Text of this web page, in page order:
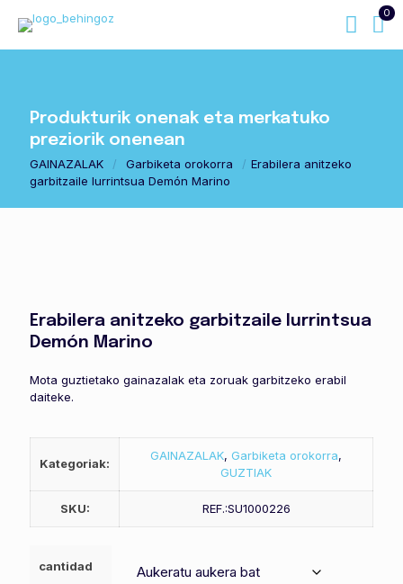
0
Produkturik onenak eta merkatuko
preziorik onenean
GAINAZALAK / Garbiketa orokorra / Erabilera anitzeko
garbitzaile lurrintsua Demón Marino
Erabilera anitzeko garbitzaile lurrintsua
Demón Marino
Mota guztietako gainazalak eta zoruak garbitzeko erabil
daiteke.
Kategoriak:
GAINAZALAK, Garbiketa orokorra,
GUZTIAK
SKU: REF.:SU1000226
cantidad